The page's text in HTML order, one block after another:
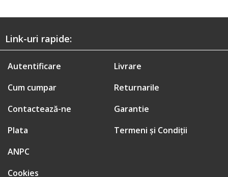
Link-uri rapide:
Autentificare
Cum cumpar
Contactează-ne
Plata
Livrare
Returnarile
Garantie
Termeni și Condiții
ANPC
Cookies